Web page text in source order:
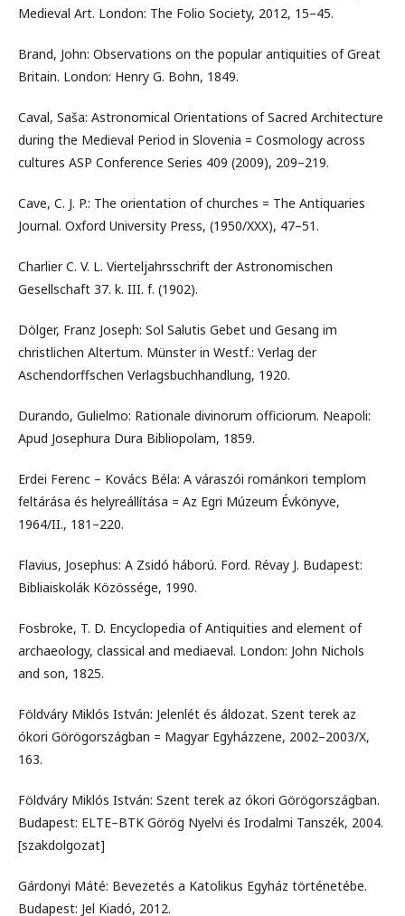
Medieval Art. London: The Folio Society, 2012, 15–45.
Brand, John: Observations on the popular antiquities of Great
Britain. London: Henry G. Bohn, 1849.
Caval, Saša: Astronomical Orientations of Sacred Architecture
during the Medieval Period in Slovenia = Cosmology across
cultures ASP Conference Series 409 (2009), 209–219.
Cave, C. J. P.: The orientation of churches = The Antiquaries
Journal. Oxford University Press, (1950/XXX), 47–51.
Charlier C. V. L. Vierteljahrsschrift der Astronomischen
Gesellschaft 37. k. III. f. (1902).
Dölger, Franz Joseph: Sol Salutis Gebet und Gesang im
christlichen Altertum. Münster in Westf.: Verlag der
Aschendorffschen Verlagsbuchhandlung, 1920.
Durando, Gulielmo: Rationale divinorum officiorum. Neapoli:
Apud Josephura Dura Bibliopolam, 1859.
Erdei Ferenc – Kovács Béla: A váraszói románkori templom
feltárása és helyreállítása = Az Egri Múzeum Évkönyve,
1964/II., 181–220.
Flavius, Josephus: A Zsidó háború. Ford. Révay J. Budapest:
Bibliaiskolák Közössége, 1990.
Fosbroke, T. D. Encyclopedia of Antiquities and element of
archaeology, classical and mediaeval. London: John Nichols
and son, 1825.
Földváry Miklós István: Jelenlét és áldozat. Szent terek az
ókori Görögországban = Magyar Egyházzene, 2002–2003/X,
163.
Földváry Miklós István: Szent terek az ókori Görögországban.
Budapest: ELTE–BTK Görög Nyelvi és Irodalmi Tanszék, 2004.
[szakdolgozat]
Gárdonyi Máté: Bevezetés a Katolikus Egyház történetébe.
Budapest: Jel Kiadó, 2012.